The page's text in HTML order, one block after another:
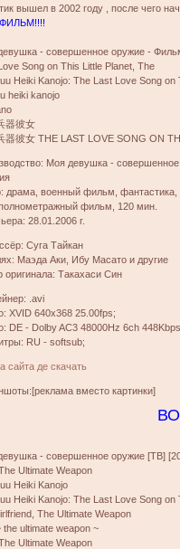
вышел в 2002 году , после чего
- совершенное оружие -
Song on This Little Planet, The
Heiki Kanojo: The Last Love Song on
heiki kanojo
器彼女
器彼女 THE LAST LOVE SONG ON
Моя девушка -
драма, военный фильм,
фильм, 120 мин.
28.01.2006 г.
Суга Тайкан
Маэда Аки, Ибу Масато и другие
оригинала: Такахаси Син
.avi
XVID 640x368 25.00fps;
DE - Dolby AC3 48000Hz 6ch
RU - softsub;
сайта де скачать
вместо картинки]
- совершенное оружие [ТВ]
Ultimate Weapon
Heiki Kanojo
Heiki Kanojo: The Last Love Song on
The Ultimate Weapon
the ultimate weapon ~
Ultimate Weapon